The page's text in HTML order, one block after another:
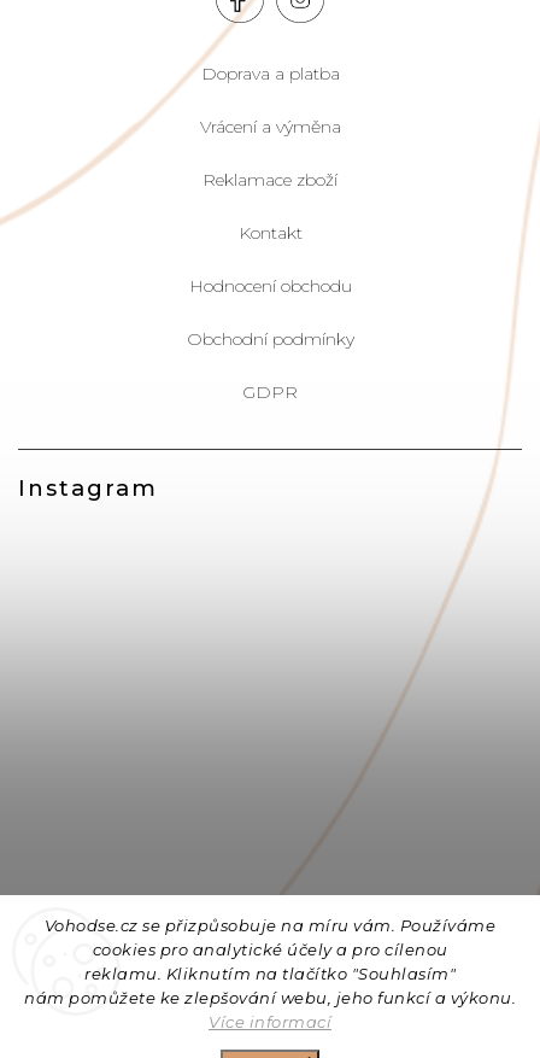
Vohodse.cz se přizpůsobuje na míru vám. Používáme
cookies pro analytické účely a pro cílenou
reklamu. Kliknutím na tlačítko "Souhlasím"
nám pomůžete ke zlepšování webu, jeho funkcí a výkonu.
Více informací
Instagram
Sledovat na Instagramu
Doprava a platba
Vrácení a výměna
Reklamace zboží
Kontakt
Hodnocení obchodu
Obchodní podmínky
GDPR